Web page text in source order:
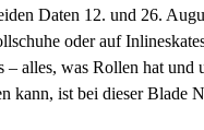
Daten 12. und 26.
oder auf
– alles, was Rollen hat und
kann, ist bei dieser Blade